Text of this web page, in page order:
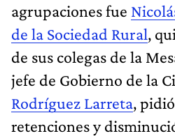
agrupaciones fue
de la Sociedad Rural,
de sus colegas de la
jefe de Gobierno de la
Rodríguez Larreta,
retenciones y